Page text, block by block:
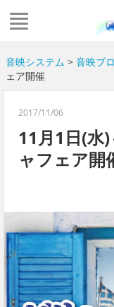
音映システム > 音映ブ
ェア開催
2017/11/06
11月1日(水
ャフェア開